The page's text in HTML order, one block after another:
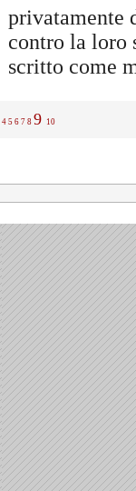
privatamente
contro la loro
scritto come
4 5 6 7 8 9 10